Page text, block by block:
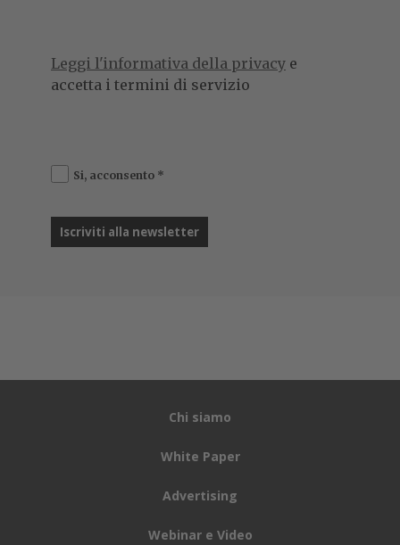
Leggi l'informativa della privacy e
accetta i termini di servizio
Si, acconsento *
Chi siamo
White Paper
Advertising
Webinar e Video